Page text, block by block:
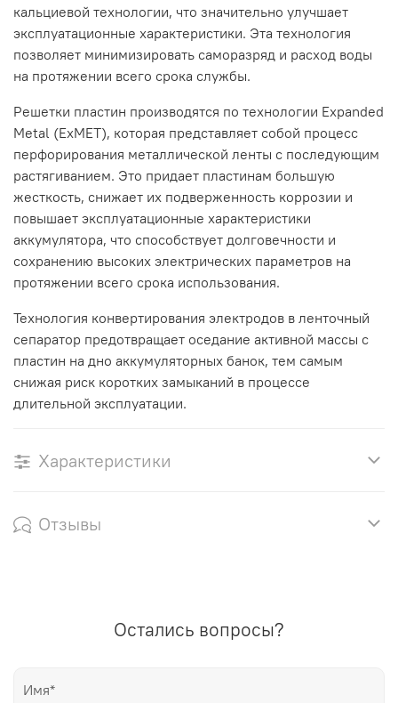
кальциевой технологии, что значительно улучшает
эксплуатационные характеристики. Эта технология
позволяет минимизировать саморазряд и расход воды
на протяжении всего срока службы.
Решетки пластин производятся по технологии Expanded
Metal (ExMET), которая представляет собой процесс
перфорирования металлической ленты с последующим
растягиванием. Это придает пластинам большую
жесткость, снижает их подверженность коррозии и
повышает эксплуатационные характеристики
аккумулятора, что способствует долговечности и
сохранению высоких электрических параметров на
протяжении всего срока использования.
Технология конвертирования электродов в ленточный
сепаратор предотвращает оседание активной массы с
пластин на дно аккумуляторных банок, тем самым
снижая риск коротких замыканий в процессе
длительной эксплуатации.
Характеристики
Отзывы
Остались вопросы?